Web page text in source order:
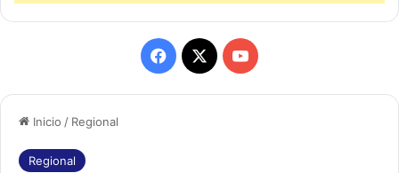
Inicio / Regional
Regional
F
a
X
Y
o